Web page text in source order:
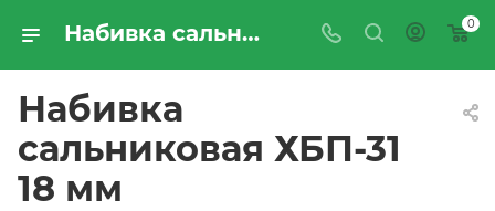
Набивка сальниковая ХБП-31 18 мм - купить по цене производителя с доставкой по Москве и России | ПРОМРЕСУРССЕРВИС 0
Набивка
сальниковая ХБП-31
18 мм